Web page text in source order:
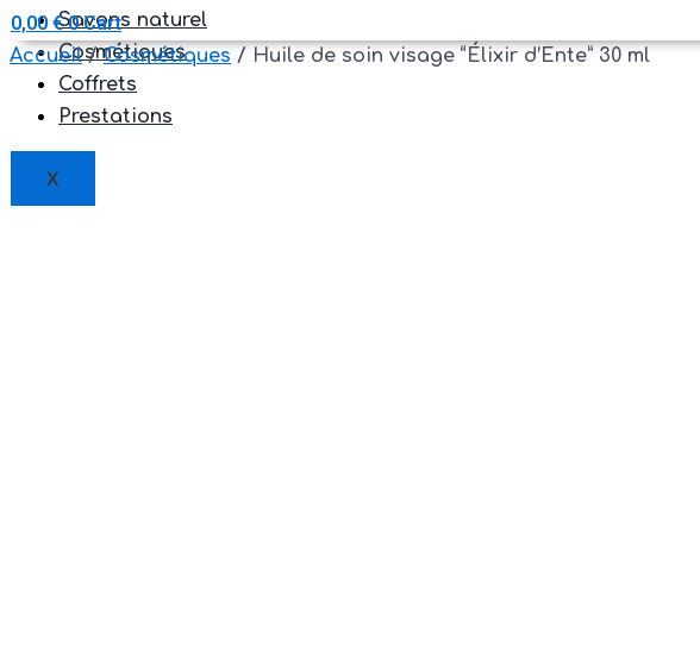
Savons naturel
Cosmétiques
Coffrets
Prestations
X
0,00 € 0 Cart
Accueil/Cosmétiques / Huile de soin visage “Élixir d’Ente” 30 ml